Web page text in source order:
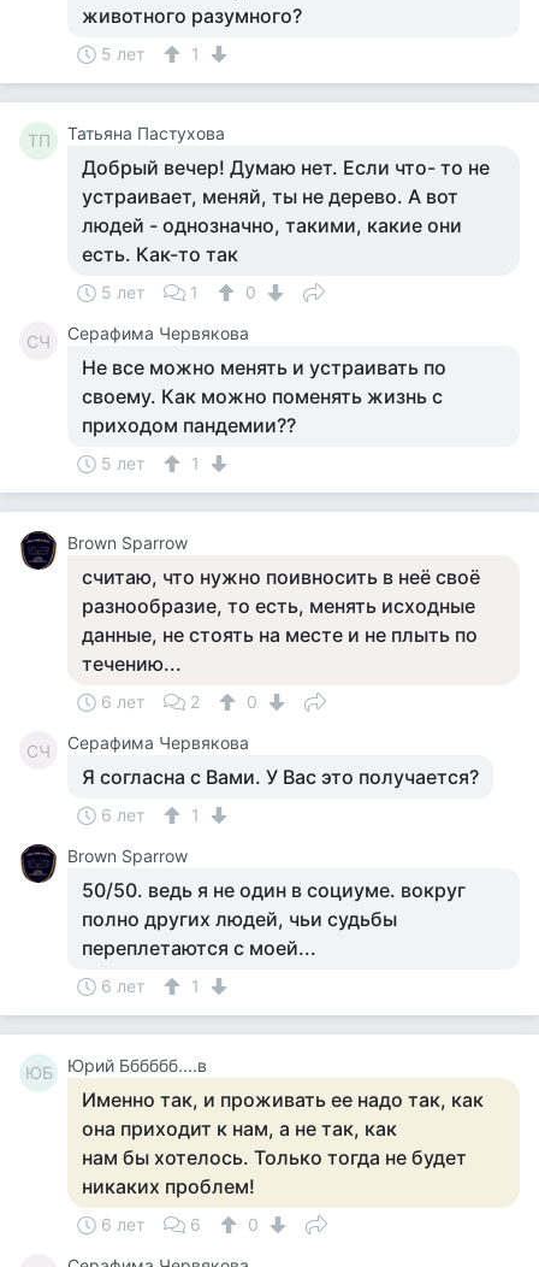
животного разумного?
5 лет 1
ТП Татьяна Пастухова
Добрый вечер! Думаю нет. Если что- то не
устраивает, меняй, ты не дерево. А вот
людей - однозначно, такими, какие они
есть. Как-то так
5 лет 1 0
СЧ Серафима Червякова
Не все можно менять и устраивать по
своему. Как можно поменять жизнь с
приходом пандемии??
5 лет 1
Brown Sparrow
считаю, что нужно поивносить в неё своё
разнообразие, то есть, менять исходные
данные, не стоять на месте и не плыть по
течению...
6 лет 2 0
СЧ Серафима Червякова
Я согласна с Вами. У Вас это получается?
6 лет
1
Brown Sparrow
50/50. ведь я не один в социуме. вокруг
полно других людей, чьи судьбы
переплетаются с моей...
6 лет 1
ЮБ Юрий Бббббб....в
Именно так, и проживать ее надо так, как
она приходит к нам, а не так, как
нам бы хотелось. Только тогда не будет
никаких проблем!
6 лет 6 0